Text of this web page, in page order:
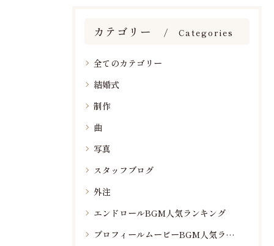
カテゴリー Categories
全てのカテゴリー
結婚式
制作
曲
写真
スタッフブログ
外注
エンドロールBGM人気ランキング
プロフィールムービーBGM人気ランキング